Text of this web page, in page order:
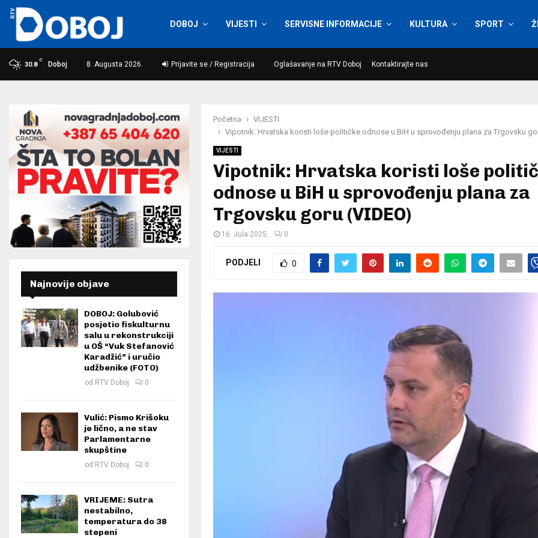
DOBOJ VIJESTI SERVISNE INFORMACIJE KULTURA SPORT
30.8
C
Doboj 8. Augusta 2026. Prijavite se / Registracija Oglašavanje na RTV Doboj Kontaktirajte nas
Početna
VIJESTI
Vipotnik: Hrvatska koristi loše političke odnose u BiH u sprovođenju plana za Trgovsku
VIJESTI
Vipotnik: Hrvatska koristi loše
odnose u BiH u sprovođenju plana za
Trgovsku goru (VIDEO)
16. Jula 2025. 0
PODJELI 0
Najnovije objave
DOBOJ: Golubović
posjetio fiskulturnu
salu u rekonstrukciji
u OŠ “Vuk Stefanović
Karadžić” i uručio
udžbenike (FOTO)
od RTV Doboj 0
Vulić: Pismo Krišoku
je lično, a ne stav
Parlamentarne
skupštine
od RTV Doboj 0
VRIJEME: Sutra
nestabilno,
temperatura do 38
stepeni